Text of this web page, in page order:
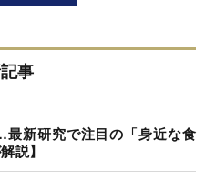
事
新研究で注目の「身近な食
説】